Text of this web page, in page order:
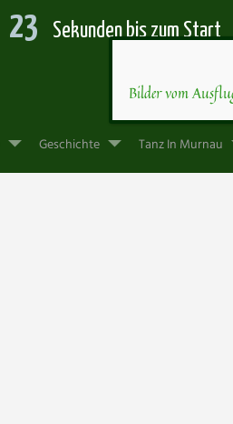
Geschichte Tanz In Murnau
Bilder vom
22 Sekunden bis zum Start